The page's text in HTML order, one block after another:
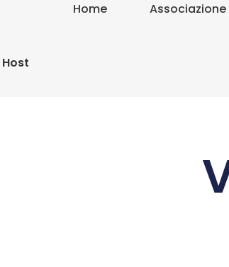
Home Associazione